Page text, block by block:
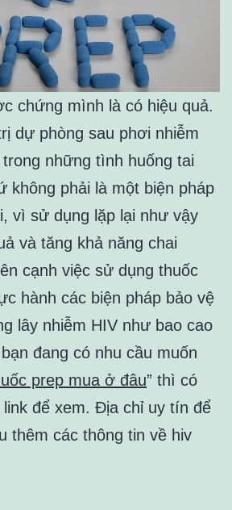
chứng mình là có hiệu quả.
dự phòng sau phơi nhiễm
những tình huống tai
không phải là một biện pháp
vì sử dụng lặp lại như vậy
và tăng khả năng chai
cạnh việc sử dụng thuốc
hành các biện pháp bảo vệ
lây nhiễm HIV như bao cao
đang có nhu cầu muốn
prep mua ở đâu” thì có
để xem. Địa chỉ uy tín để
thêm các thông tin về hiv